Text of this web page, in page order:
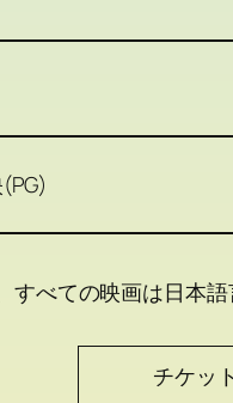
すべての映画は日本
チケット